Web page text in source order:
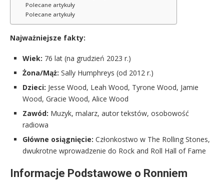
Polecane artykuły
Polecane artykuły
Najważniejsze fakty:
Wiek: 76 lat (na grudzień 2023 r.)
Żona/Mąż: Sally Humphreys (od 2012 r.)
Dzieci: Jesse Wood, Leah Wood, Tyrone Wood, Jamie
Wood, Gracie Wood, Alice Wood
Zawód: Muzyk, malarz, autor tekstów, osobowość
radiowa
Główne osiągnięcie: Członkostwo w The Rolling Stones,
dwukrotne wprowadzenie do Rock and Roll Hall of Fame
Informacje Podstawowe o Ronniem